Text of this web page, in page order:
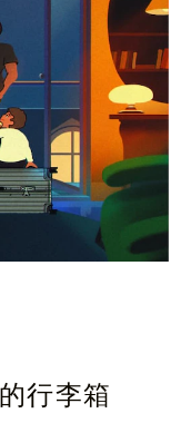
行李箱